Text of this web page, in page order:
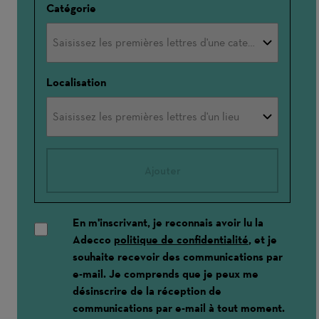
Catégorie
Localisation
En m'inscrivant, je reconnais avoir lu la
Adecco politique de confidentialité, et je
souhaite recevoir des communications par
e-mail. Je comprends que je peux me
désinscrire de la réception de
communications par e-mail à tout moment.